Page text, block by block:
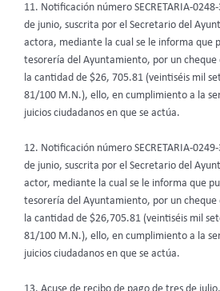
11. Notificación número SECRETARIA-
de junio, suscrita por el Secretario del
actora, mediante la cual se le informa que
tesorería del Ayuntamiento, por un cheque
la cantidad de $26, 705.81 (veintiséis mil
81/100 M.N.), ello, en cumplimiento a la
juicios ciudadanos en que se actúa.
12. Notificación número SECRETARIA-
de junio, suscrita por el Secretario del
actor, mediante la cual se le informa que
tesorería del Ayuntamiento, por un cheque
la cantidad de $26,705.81 (veintiséis mil
81/100 M.N.), ello, en cumplimiento a la
juicios ciudadanos en que se actúa.